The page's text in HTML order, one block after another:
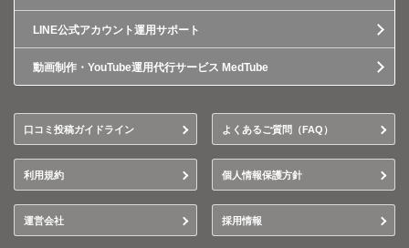
LINE公式アカウント運用サポート
動画制作・YouTube運用代行サービス MedTube
口コミ投稿ガイドライン よくあるご質問（FAQ）
利用規約 個人情報保護方針
運営会社 採用情報